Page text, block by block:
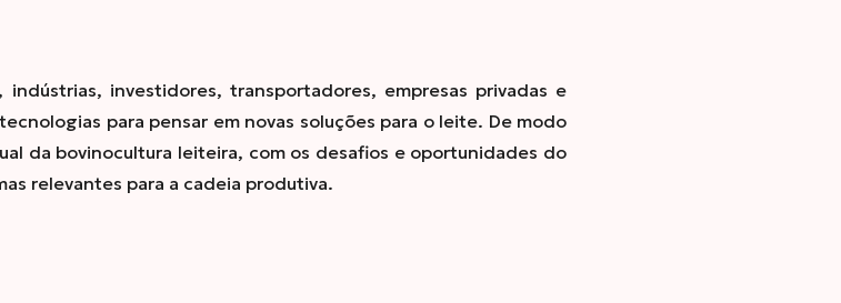
investidores, transportadores, empresas privadas e
para pensar em novas soluções para o leite. De modo
da bovinocultura leiteira, com os desafios e oportunidades do
relevantes para a cadeia produtiva.